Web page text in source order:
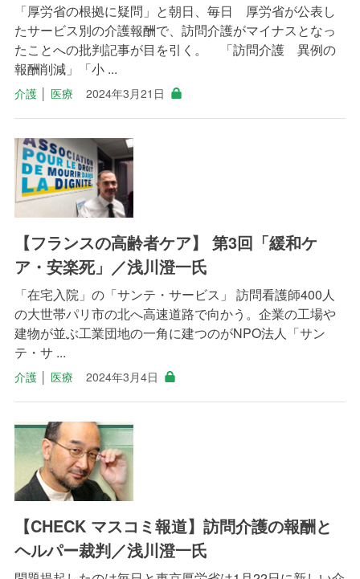
「厚労省の根拠に疑問」と朝日、毎日 厚労省が公表し
たサービス別の介護報酬で、訪問介護がマイナスとなっ
たことへの批判記事が目を引く。 「訪問介護 異例の
報酬削減」「小 ...
介護│ 医療 2024年3月21日
【フランスの高齢者ケア】 第3回「緩和ケ
ア・安楽死」／浅川澄一氏
「在宅入院」の「サンテ・サービス」 訪問看護師400人
の大世帯パリ市の北へ高速道路で向かう。企業の工場や
建物が並ぶ工業団地の一角に建つのがNPO法人「サン
テ・サ ...
介護│ 医療 2024年3月4日
【CHECK マスコミ報道】訪問介護の報酬と
ヘルパー裁判／浅川澄一氏